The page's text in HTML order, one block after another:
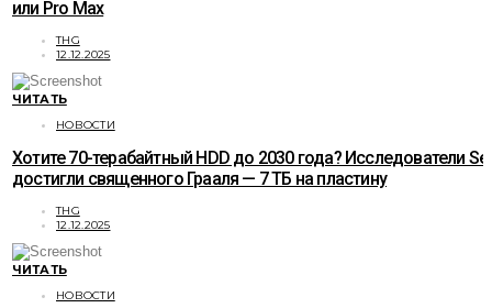
или Pro Max
THG
12.12.2025
ЧИТАТЬ
НОВОСТИ
Хотите 70-терабайтный HDD до 2030 года? Исследователи
достигли священного Грааля — 7 ТБ на пластину
THG
12.12.2025
ЧИТАТЬ
НОВОСТИ